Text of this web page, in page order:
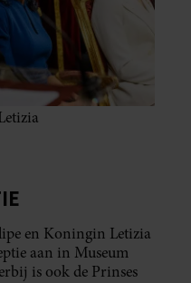
en Koningin Letizia
aan in Museum
is ook de Prinses